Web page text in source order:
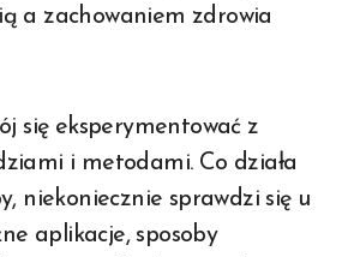
a zachowaniem zdrowia
się eksperymentować z
i metodami. Co działa
niekoniecznie sprawdzi się u
aplikacje, sposoby